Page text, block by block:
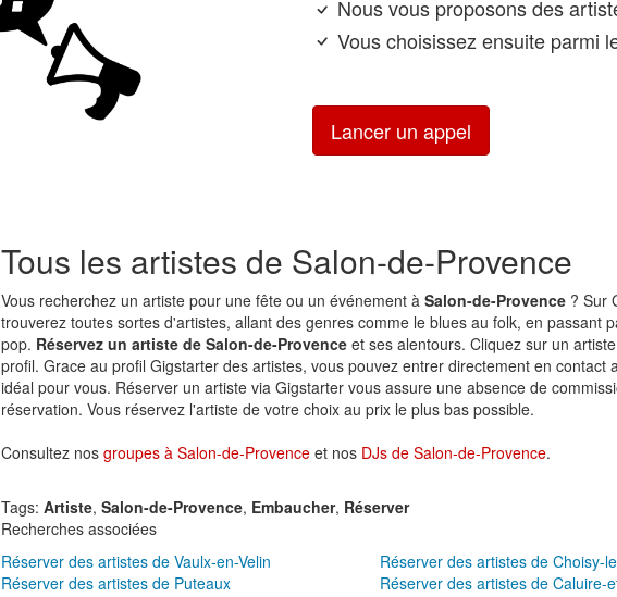
Nous vous proposons des
Vous choisissez ensuite parmi
Lancer un appel
Tous les artistes de Salon-de-Provence
Vous recherchez un artiste pour une fête ou un événement à Salon-de-Provence ? Sur
trouverez toutes sortes d'artistes, allant des genres comme le blues au folk, en passant
pop. Réservez un artiste de Salon-de-Provence et ses alentours. Cliquez sur un
profil. Grace au profil Gigstarter des artistes, vous pouvez entrer directement en contact
idéal pour vous. Réserver un artiste via Gigstarter vous assure une absence de
réservation. Vous réservez l'artiste de votre choix au prix le plus bas possible.
Consultez nos groupes à Salon-de-Provence et nos DJs de Salon-de-Provence.
Tags: Artiste, Salon-de-Provence, Embaucher, Réserver
Recherches associées
Réserver des artistes de Vaulx-en-Velin
Réserver des artistes de Puteaux
Réserver des artistes de Choisy-
Réserver des artistes de Caluire-